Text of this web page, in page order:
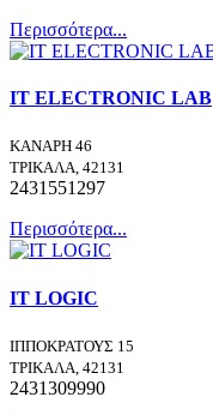
Περισσότερα...
IT ELECTRONIC LAB
ΚΑΝΑΡΗ 46
ΤΡΙΚΑΛΑ, 42131
2431551297
Περισσότερα...
IT LOGIC
ΙΠΠΟΚΡΑΤΟΥΣ 15
ΤΡΙΚΑΛΑ, 42131
2431309990